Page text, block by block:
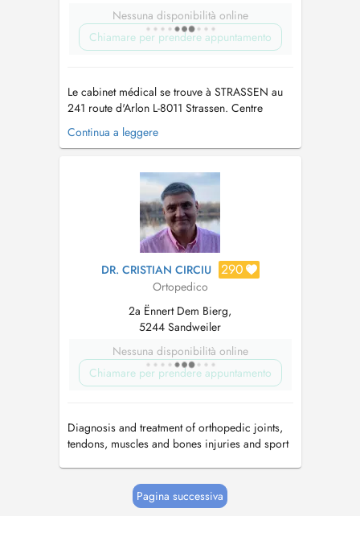
Nessuna disponibilità online
Chiamare per prendere appuntamento
Le cabinet médical se trouve à STRASSEN au
241 route d'Arlon L-8011 Strassen. Centre
Médical Borie a l'arrière du Pal Center vis à vis
des Laboratoires réunis. Veuillez activer votre
rendez-vous NON RESPECTE OU NON
ANNULE 24h l'AVANCE sera FACTURE...
Continua a leggere
DR. CRISTIAN CIRCIU 290
Ortopedico
2a Ënnert Dem Bierg,
5244 Sandweiler
Nessuna disponibilità online
Chiamare per prendere appuntamento
Diagnosis and treatment of orthopedic joints,
tendons, muscles and bones injuries and sport
Pagina successiva